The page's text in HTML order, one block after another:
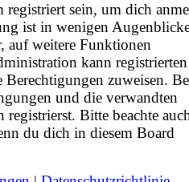
sein, um dich
ist in wenigen
auf weitere Funktionen
kann registrierten
Berechtigungen zuweisen.
und die verwandten
Bitte beachte
du dich in diesem Board